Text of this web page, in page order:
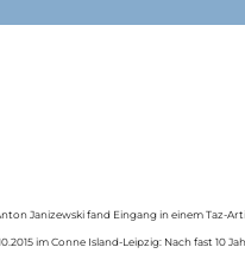
Janizewski fand Eingang in einem Taz-
im Conne Island-Leipzig: Nach fast 10